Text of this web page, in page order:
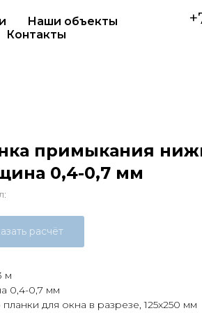
Наши объекты
Контакты
примыкания
0,4-0,7 мм
расчёт
м
0,4-0,7 мм
для окна в разрезе, 125x250 мм